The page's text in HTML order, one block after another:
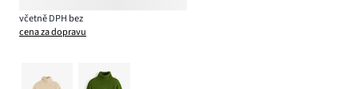
včetně DPH bez
cena za dopravu